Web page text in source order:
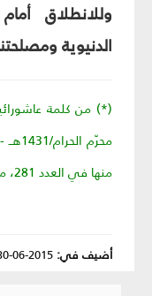
وللانطلاق
الدنيوية
منها في العدد 281، ملف العدد.
أضيف في: 2015-06-30